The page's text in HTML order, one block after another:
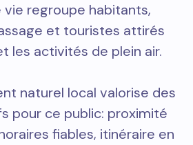
vie regroupe habitants,
et touristes attirés
les activités de plein air.
naturel local valorise des
pour ce public: proximité
fiables, itinéraire en